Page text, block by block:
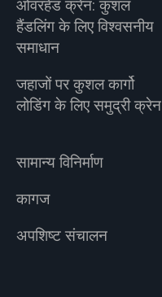
ओवरहेड क्रेन: कुशल
हैंडलिंग के लिए विश्वसनीय
समाधान
जहाजों पर कुशल कार्गो
लोडिंग के लिए समुद्री क्रेन
सामान्य विनिर्माण
कागज
अपशिष्ट संचालन